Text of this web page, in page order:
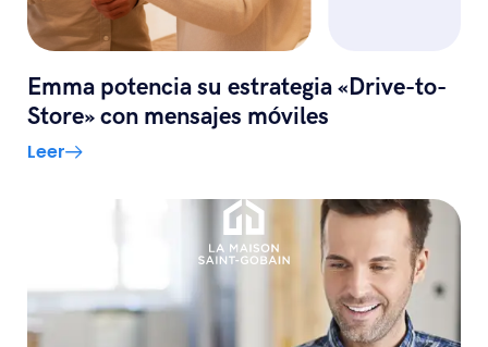
Emma potencia su estrategia «Drive-to-
Store» con mensajes móviles
Leer